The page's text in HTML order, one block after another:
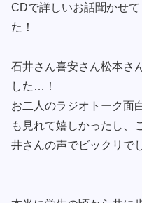
CDで詳しいお話聞かせ
た！
石井さん喜安さん松本さ
した…！
お二人のラジオトーク面
も見れて嬉しかったし、
井さんの声でビックリで